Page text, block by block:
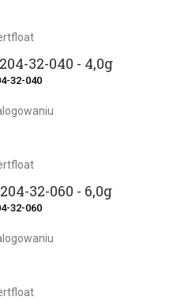
32-040 - 4,0g
32-040
32-060 - 6,0g
32-060